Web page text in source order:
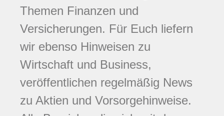
Themen Finanzen und
Versicherungen. Für Euch liefern
wir ebenso Hinweisen zu
Wirtschaft und Business,
veröffentlichen regelmäßig News
zu Aktien und Vorsorgehinweise.